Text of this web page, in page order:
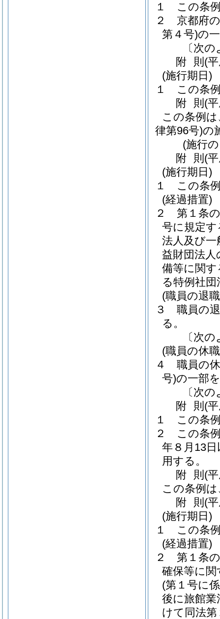
１
この条
２
京都府
第４号)の
〔次
附 則 (
(施行期日)
１
この条
附 則 (
この条例
律第96号)の
(施行
附 則 (
(施行期日)
１
この条
(経過措置)
２
第１条
号に規定す
法人及び一
益財団法
備等に関す
る特例社
(職員の退
３
職員の
る。
〔次
(職員の休
４
職員の
号)の一部
〔次
附 則 (
１
この条
２
この条
年８月13
用する。
附 則 (
この条例
附 則 (
(施行期日)
１
この条
(経過措置)
２
第１条
確保等に関
(第１号に
後に旅館業
けて同法